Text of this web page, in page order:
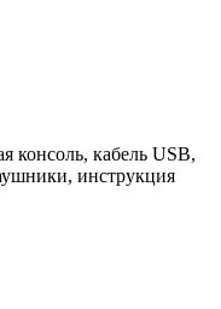
консоль, кабель USB,
инструкция